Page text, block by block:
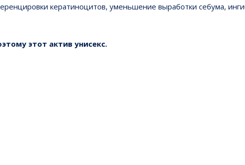
кератиноцитов, уменьшение выработки себума,
этот актив унисекс.